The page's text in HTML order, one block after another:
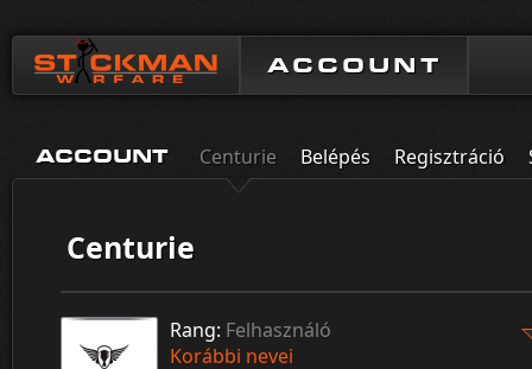
ACCOUNT
ACCOUNT Centurie Belépés Regisztráció
Centurie
Rang: Felhasználó
Korábbi nevei